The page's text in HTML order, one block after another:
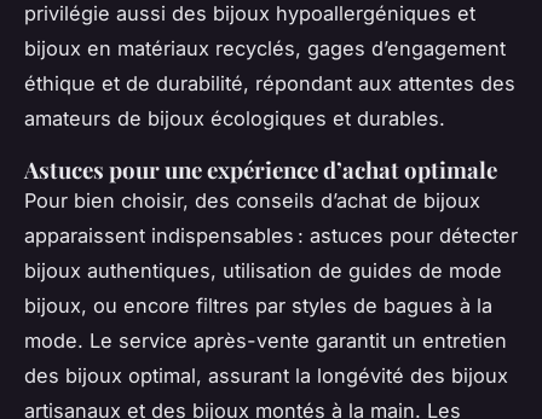
privilégie aussi des bijoux hypoallergéniques et
bijoux en matériaux recyclés, gages d’engagement
éthique et de durabilité, répondant aux attentes des
amateurs de bijoux écologiques et durables.
Astuces pour une expérience d’achat optimale
Pour bien choisir, des conseils d’achat de bijoux
apparaissent indispensables : astuces pour détecter
bijoux authentiques, utilisation de guides de mode
bijoux, ou encore filtres par styles de bagues à la
mode. Le service après-vente garantit un entretien
des bijoux optimal, assurant la longévité des bijoux
artisanaux et des bijoux montés à la main. Les